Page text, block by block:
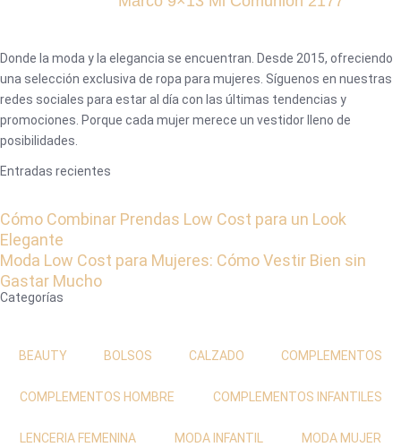
Donde la moda y la elegancia se encuentran. Desde 2015, ofreciendo
una selección exclusiva de ropa para mujeres. Síguenos en nuestras
redes sociales para estar al día con las últimas tendencias y
promociones. Porque cada mujer merece un vestidor lleno de
posibilidades.
Entradas recientes
Cómo Combinar Prendas Low Cost para un Look
Elegante
Moda Low Cost para Mujeres: Cómo Vestir Bien sin
Gastar Mucho
Categorías
BEAUTY BOLSOS CALZADO COMPLEMENTOS
COMPLEMENTOS HOMBRE COMPLEMENTOS INFANTILES
LENCERIA FEMENINA MODA INFANTIL MODA MUJER